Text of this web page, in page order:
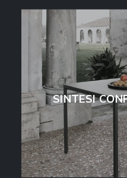
SINTESI